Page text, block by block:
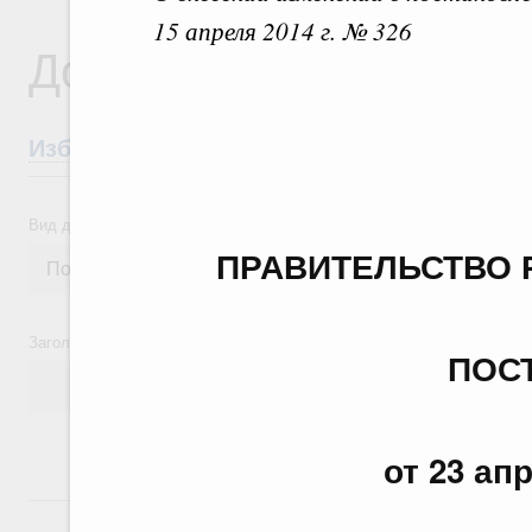
15 апреля 2014 г. № 326
от 23
Документы
Избранные документы со справками к
Вид документа
Заголовок или текст документа